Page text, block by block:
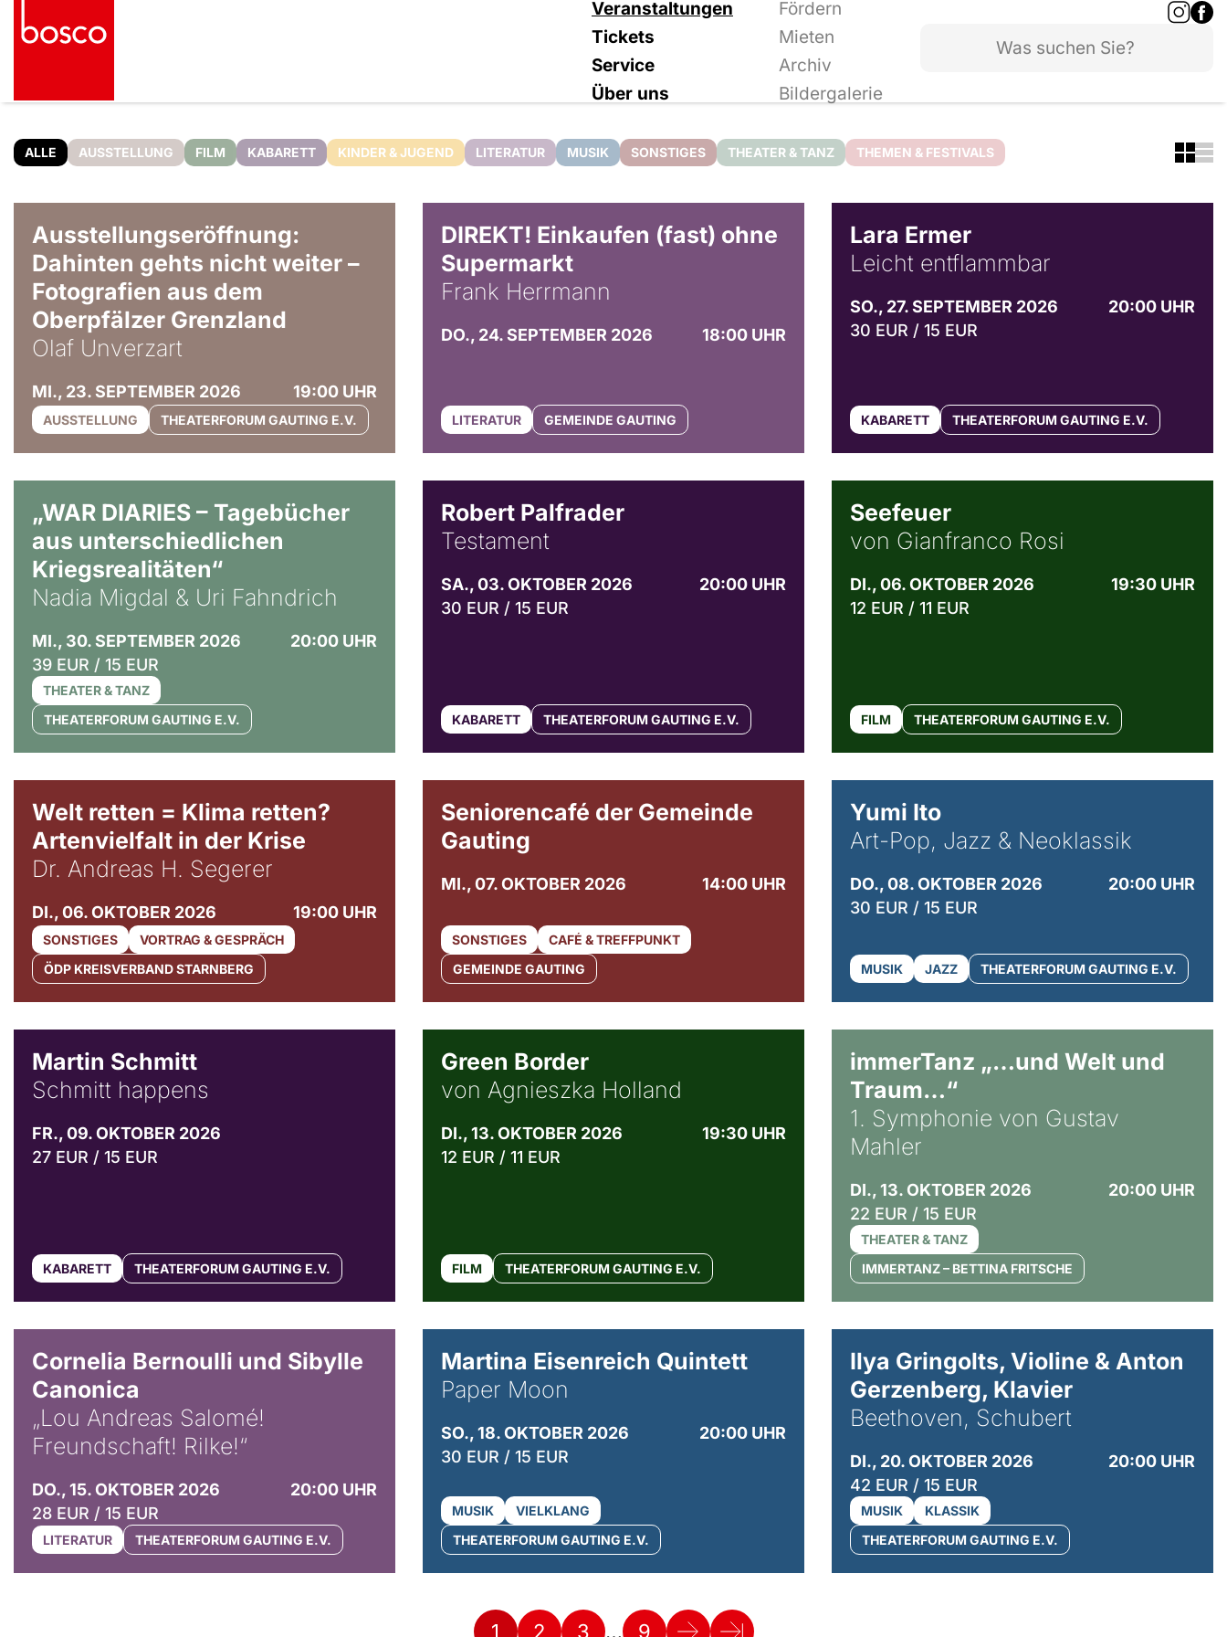
Veranstaltungen
Fördern
Tickets
Mieten
Service
Archiv
Über uns
Bildergalerie
ALLE AUSSTELLUNG FILM KABARETT KINDER & JUGEND LITERATUR MUSIK SONSTIGES THEATER & TANZ THEMEN & FESTIVALS
Ausstellungseröffnung:
Dahinten gehts nicht weiter –
Fotografien aus dem
Oberpfälzer Grenzland
Olaf Unverzart
MI., 23. SEPTEMBER 2026 19:00 UHR
AUSSTELLUNG THEATERFORUM GAUTING E.V.
DIREKT! Einkaufen (fast) ohne
Supermarkt
Frank Herrmann
DO., 24. SEPTEMBER 2026 18:00 UHR
LITERATUR GEMEINDE GAUTING
Lara Ermer
Leicht entflammbar
SO., 27. SEPTEMBER 2026
20:00 UHR
30 EUR / 15 EUR
KABARETT THEATERFORUM GAUTING E.V.
„WAR DIARIES – Tagebücher
aus unterschiedlichen
Kriegsrealitäten“
Nadia Migdal & Uri Fahndrich
MI., 30. SEPTEMBER 2026
20:00 UHR
39 EUR / 15 EUR
THEATER & TANZ
THEATERFORUM GAUTING E.V.
Robert Palfrader
Testament
SA., 03. OKTOBER 2026
20:00 UHR
30 EUR / 15 EUR
KABARETT THEATERFORUM GAUTING E.V.
Seefeuer
von Gianfranco Rosi
DI., 06. OKTOBER 2026
19:30 UHR
12 EUR / 11 EUR
FILM THEATERFORUM GAUTING E.V.
Welt retten = Klima retten?
Artenvielfalt in der Krise
Dr. Andreas H. Segerer
DI., 06. OKTOBER 2026 19:00 UHR
SONSTIGES
VORTRAG & GESPRÄCH
ÖDP KREISVERBAND STARNBERG
Seniorencafé der Gemeinde
Gauting
MI., 07. OKTOBER 2026 14:00 UHR
SONSTIGES
CAFÉ & TREFFPUNKT
GEMEINDE GAUTING
Yumi Ito
Art-Pop, Jazz & Neoklassik
DO., 08. OKTOBER 2026
20:00 UHR
30 EUR / 15 EUR
MUSIK JAZZ THEATERFORUM GAUTING E.V.
Martin Schmitt
Schmitt happens
FR., 09. OKTOBER 2026
27 EUR / 15 EUR
KABARETT THEATERFORUM GAUTING E.V.
Green Border
von Agnieszka Holland
DI., 13. OKTOBER 2026
19:30 UHR
12 EUR / 11 EUR
FILM THEATERFORUM GAUTING E.V.
immerTanz „…und Welt und
Traum…“
1. Symphonie von Gustav
Mahler
DI., 13. OKTOBER 2026
20:00 UHR
22 EUR / 15 EUR
THEATER & TANZ
IMMERTANZ – BETTINA FRITSCHE
Cornelia Bernoulli und Sibylle
Canonica
„Lou Andreas Salomé!
Freundschaft! Rilke!“
DO., 15. OKTOBER 2026
20:00 UHR
28 EUR / 15 EUR
LITERATUR THEATERFORUM GAUTING E.V.
Martina Eisenreich Quintett
Paper Moon
SO., 18. OKTOBER 2026
20:00 UHR
30 EUR / 15 EUR
MUSIK
VIELKLANG
THEATERFORUM GAUTING E.V.
Ilya Gringolts, Violine & Anton
Gerzenberg, Klavier
Beethoven, Schubert
DI., 20. OKTOBER 2026
20:00 UHR
42 EUR / 15 EUR
MUSIK
KLASSIK
THEATERFORUM GAUTING E.V.
1 2 3 … 9